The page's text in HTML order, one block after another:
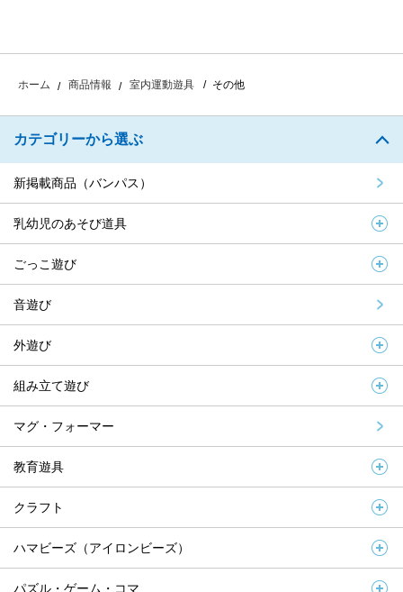
ホーム 商品情報 室内運動遊具 その他
カテゴリーから選ぶ
新掲載商品（バンパス）
乳幼児のあそび道具
ごっこ遊び
音遊び
外遊び
組み立て遊び
マグ・フォーマー
教育遊具
クラフト
ハマビーズ（アイロンビーズ）
パズル・ゲーム・コマ